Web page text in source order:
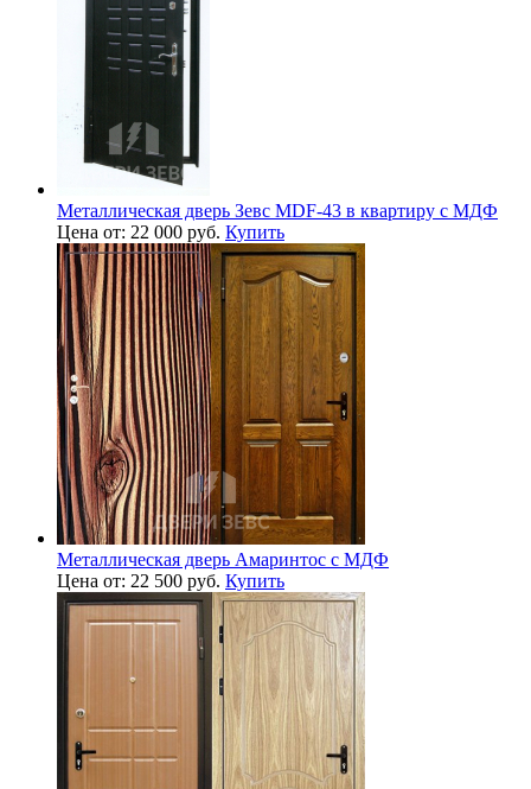
Металлическая дверь Зевс MDF-43 в квартиру с МДФ
Цена от: 22 000 руб. Купить
Металлическая дверь Амаринтос с МДФ
Цена от: 22 500 руб. Купить